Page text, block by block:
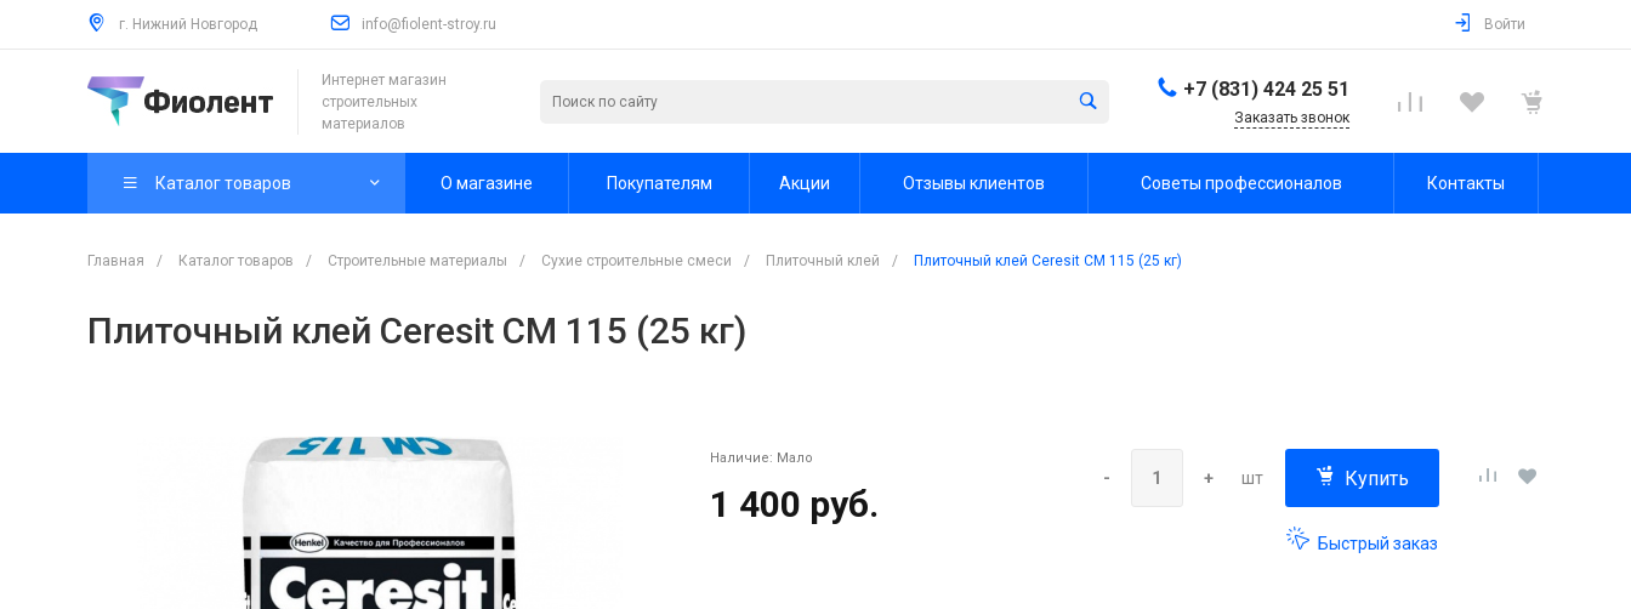
г. Нижний Новгород info@fiolent-stroy.ru Войти
Интернет магазин
строительных
материалов
+7 (831) 424 25 51
Заказать звонок
Каталог товаров О магазине Покупателям Акции Отзывы клиентов Советы профессионалов Контакты
Главная / Каталог товаров / Строительные материалы / Сухие строительные смеси / Плиточный клей / Плиточный клей Ceresit CM 115 (25 кг)
Плиточный клей Ceresit CM 115 (25 кг)
Наличие: Мало
1 400 руб.
- + шт Купить
Быстрый заказ